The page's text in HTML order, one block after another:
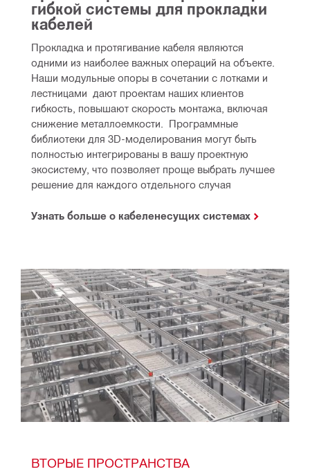
гибкой системы для прокладки
кабелей
Прокладка и протягивание кабеля являются
одними из наиболее важных операций на объекте.
Наши модульные опоры в сочетании с лотками и
лестницами  дают проектам наших клиентов
гибкость, повышают скорость монтажа, включая
снижение металлоемкости.  Программные
библиотеки для 3D-моделирования могут быть
полностью интегрированы в вашу проектную
экосистему, что позволяет проще выбрать лучшее
решение для каждого отдельного случая
Узнать больше о кабеленесущих системах
ВТОРЫЕ ПРОСТРАНСТВА